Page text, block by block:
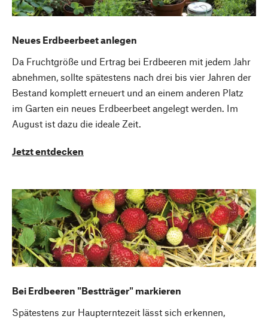
Neues Erdbeerbeet anlegen
Da Fruchtgröße und Ertrag bei Erdbeeren mit jedem Jahr
abnehmen, sollte spätestens nach drei bis vier Jahren der
Bestand komplett erneuert und an einem anderen Platz
im Garten ein neues Erdbeerbeet angelegt werden. Im
August ist dazu die ideale Zeit.
Jetzt entdecken
Bei Erdbeeren "Bestträger" markieren
Spätestens zur Haupterntezeit lässt sich erkennen,